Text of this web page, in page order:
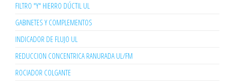
FILTRO "Y" HIERRO DÚCTIL UL
GABINETES Y COMPLEMENTOS
INDICADOR DE FLUJO UL
REDUCCION CONCENTRICA RANURADA UL/FM
ROCIADOR COLGANTE